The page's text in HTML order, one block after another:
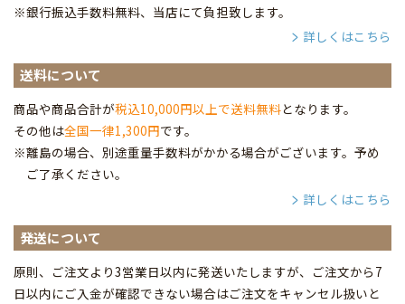
※銀行振込手数料無料、当店にて負担致します。
詳しくはこちら
送料について
商品や商品合計が税込10,000円以上で送料無料となります。
その他は全国一律1,300円です。
※離島の場合、別途重量手数料がかかる場合がございます。予め
ご了承ください。
詳しくはこちら
発送について
原則、ご注文より3営業日以内に発送いたしますが、ご注文から7
日以内にご入金が確認できない場合はご注文をキャンセル扱いと